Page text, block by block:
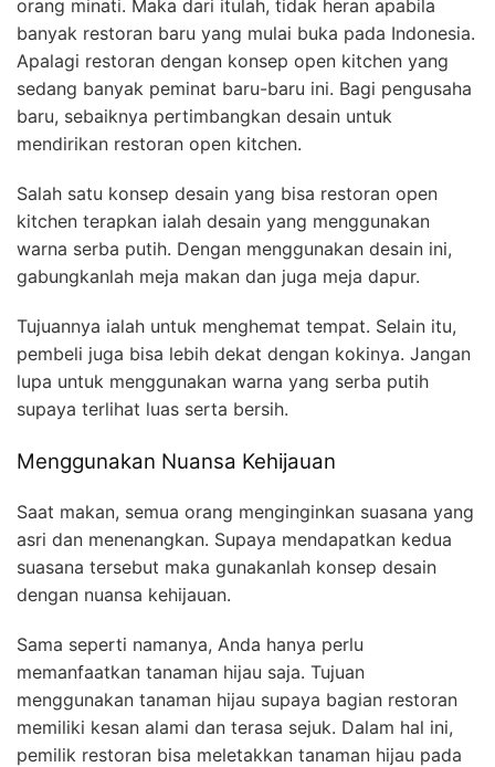
orang minati. Maka dari itulah, tidak heran apabila
banyak restoran baru yang mulai buka pada Indonesia.
Apalagi restoran dengan konsep open kitchen yang
sedang banyak peminat baru-baru ini. Bagi pengusaha
baru, sebaiknya pertimbangkan desain untuk
mendirikan restoran open kitchen.
Salah satu konsep desain yang bisa restoran open
kitchen terapkan ialah desain yang menggunakan
warna serba putih. Dengan menggunakan desain ini,
gabungkanlah meja makan dan juga meja dapur.
Tujuannya ialah untuk menghemat tempat. Selain itu,
pembeli juga bisa lebih dekat dengan kokinya. Jangan
lupa untuk menggunakan warna yang serba putih
supaya terlihat luas serta bersih.
Menggunakan Nuansa Kehijauan
Saat makan, semua orang menginginkan suasana yang
asri dan menenangkan. Supaya mendapatkan kedua
suasana tersebut maka gunakanlah konsep desain
dengan nuansa kehijauan.
Sama seperti namanya, Anda hanya perlu
memanfaatkan tanaman hijau saja. Tujuan
menggunakan tanaman hijau supaya bagian restoran
memiliki kesan alami dan terasa sejuk. Dalam hal ini,
pemilik restoran bisa meletakkan tanaman hijau pada